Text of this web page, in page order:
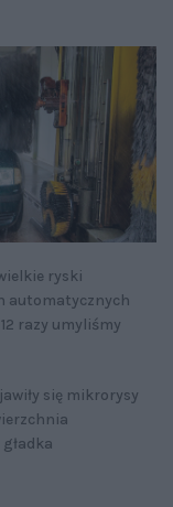
ryski
automatycznych
razy umyliśmy
się mikrorysy